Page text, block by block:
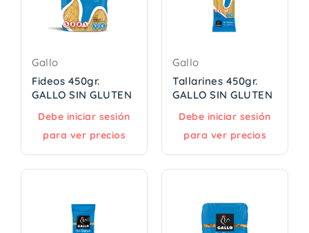
Gallo
Fideos 450gr.
GALLO SIN GLUTEN
Debe iniciar sesión
para ver precios
Gallo
Tallarines 450gr.
GALLO SIN GLUTEN
Debe iniciar sesión
para ver precios